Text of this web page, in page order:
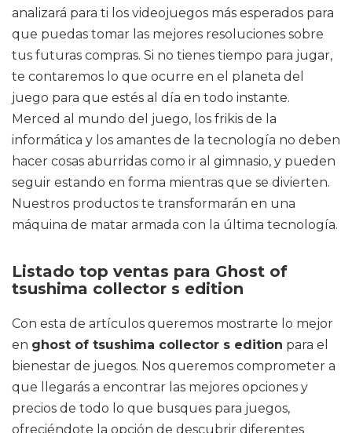
analizará para ti los videojuegos más esperados para
que puedas tomar las mejores resoluciones sobre
tus futuras compras. Si no tienes tiempo para jugar,
te contaremos lo que ocurre en el planeta del
juego para que estés al día en todo instante.
Merced al mundo del juego, los frikis de la
informática y los amantes de la tecnología no deben
hacer cosas aburridas como ir al gimnasio, y pueden
seguir estando en forma mientras que se divierten.
Nuestros productos te transformarán en una
máquina de matar armada con la última tecnología.
Listado top ventas para Ghost of
tsushima collector s edition
Con esta de artículos queremos mostrarte lo mejor
en ghost of tsushima collector s edition para el
bienestar de juegos. Nos queremos comprometer a
que llegarás a encontrar las mejores opciones y
precios de todo lo que busques para juegos,
ofreciéndote la opción de descubrir diferentes